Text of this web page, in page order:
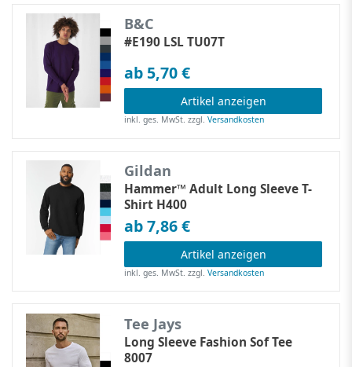
B&C
#E190 LSL TU07T
ab 5,70 €
Artikel anzeigen
inkl. ges. MwSt. zzgl.Versandkosten
Gildan
Hammer™ Adult Long Sleeve T-
Shirt H400
ab 7,86 €
Artikel anzeigen
inkl. ges. MwSt. zzgl.Versandkosten
Tee Jays
Long Sleeve Fashion Sof Tee
8007